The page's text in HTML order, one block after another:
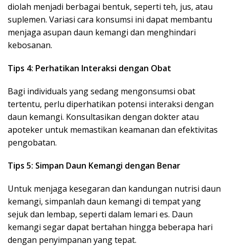
diolah menjadi berbagai bentuk, seperti teh, jus, atau
suplemen. Variasi cara konsumsi ini dapat membantu
menjaga asupan daun kemangi dan menghindari
kebosanan.
Tips 4: Perhatikan Interaksi dengan Obat
Bagi individuals yang sedang mengonsumsi obat
tertentu, perlu diperhatikan potensi interaksi dengan
daun kemangi. Konsultasikan dengan dokter atau
apoteker untuk memastikan keamanan dan efektivitas
pengobatan.
Tips 5: Simpan Daun Kemangi dengan Benar
Untuk menjaga kesegaran dan kandungan nutrisi daun
kemangi, simpanlah daun kemangi di tempat yang
sejuk dan lembap, seperti dalam lemari es. Daun
kemangi segar dapat bertahan hingga beberapa hari
dengan penyimpanan yang tepat.